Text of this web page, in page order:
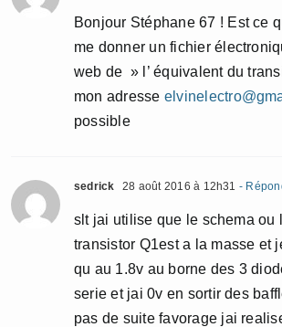
Bonjour Stéphane 67 ! Est ce
me donner un fichier
web de » l’ équivalent du
mon adresse
possible
sedrick 28 août 2016 à 12h31 -
slt jai utilise que le schema ou
transistor Q1est a la masse et
qu au 1.8v au borne des 3
serie et jai 0v en sortir des
pas de suite favorage jai